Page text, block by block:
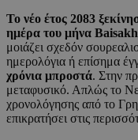
Το νέο έτος 2083
ημέρα του μήνα Baisakh
μοιάζει σχεδόν
ημερολόγια ή επίσημα
χρόνια μπροστά. Στην
μεταφυσικό. Απλώς το
χρονολόγησης από το
επικρατήσει στις